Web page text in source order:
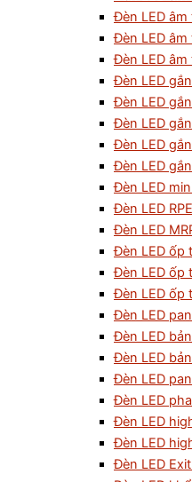
Đèn LED
Đèn LED
Đèn LED âm
Đèn LED
Đèn LED
Đèn LED
Đèn LED
Đèn LED
Đèn LED
Đèn LED
Đèn LED
Đèn LED ốp
Đèn LED ốp
Đèn LED ốp
Đèn LED
Đèn LED
Đèn LED
Đèn LED
Đèn LED
Đèn LED
Đèn LED
Đèn LED